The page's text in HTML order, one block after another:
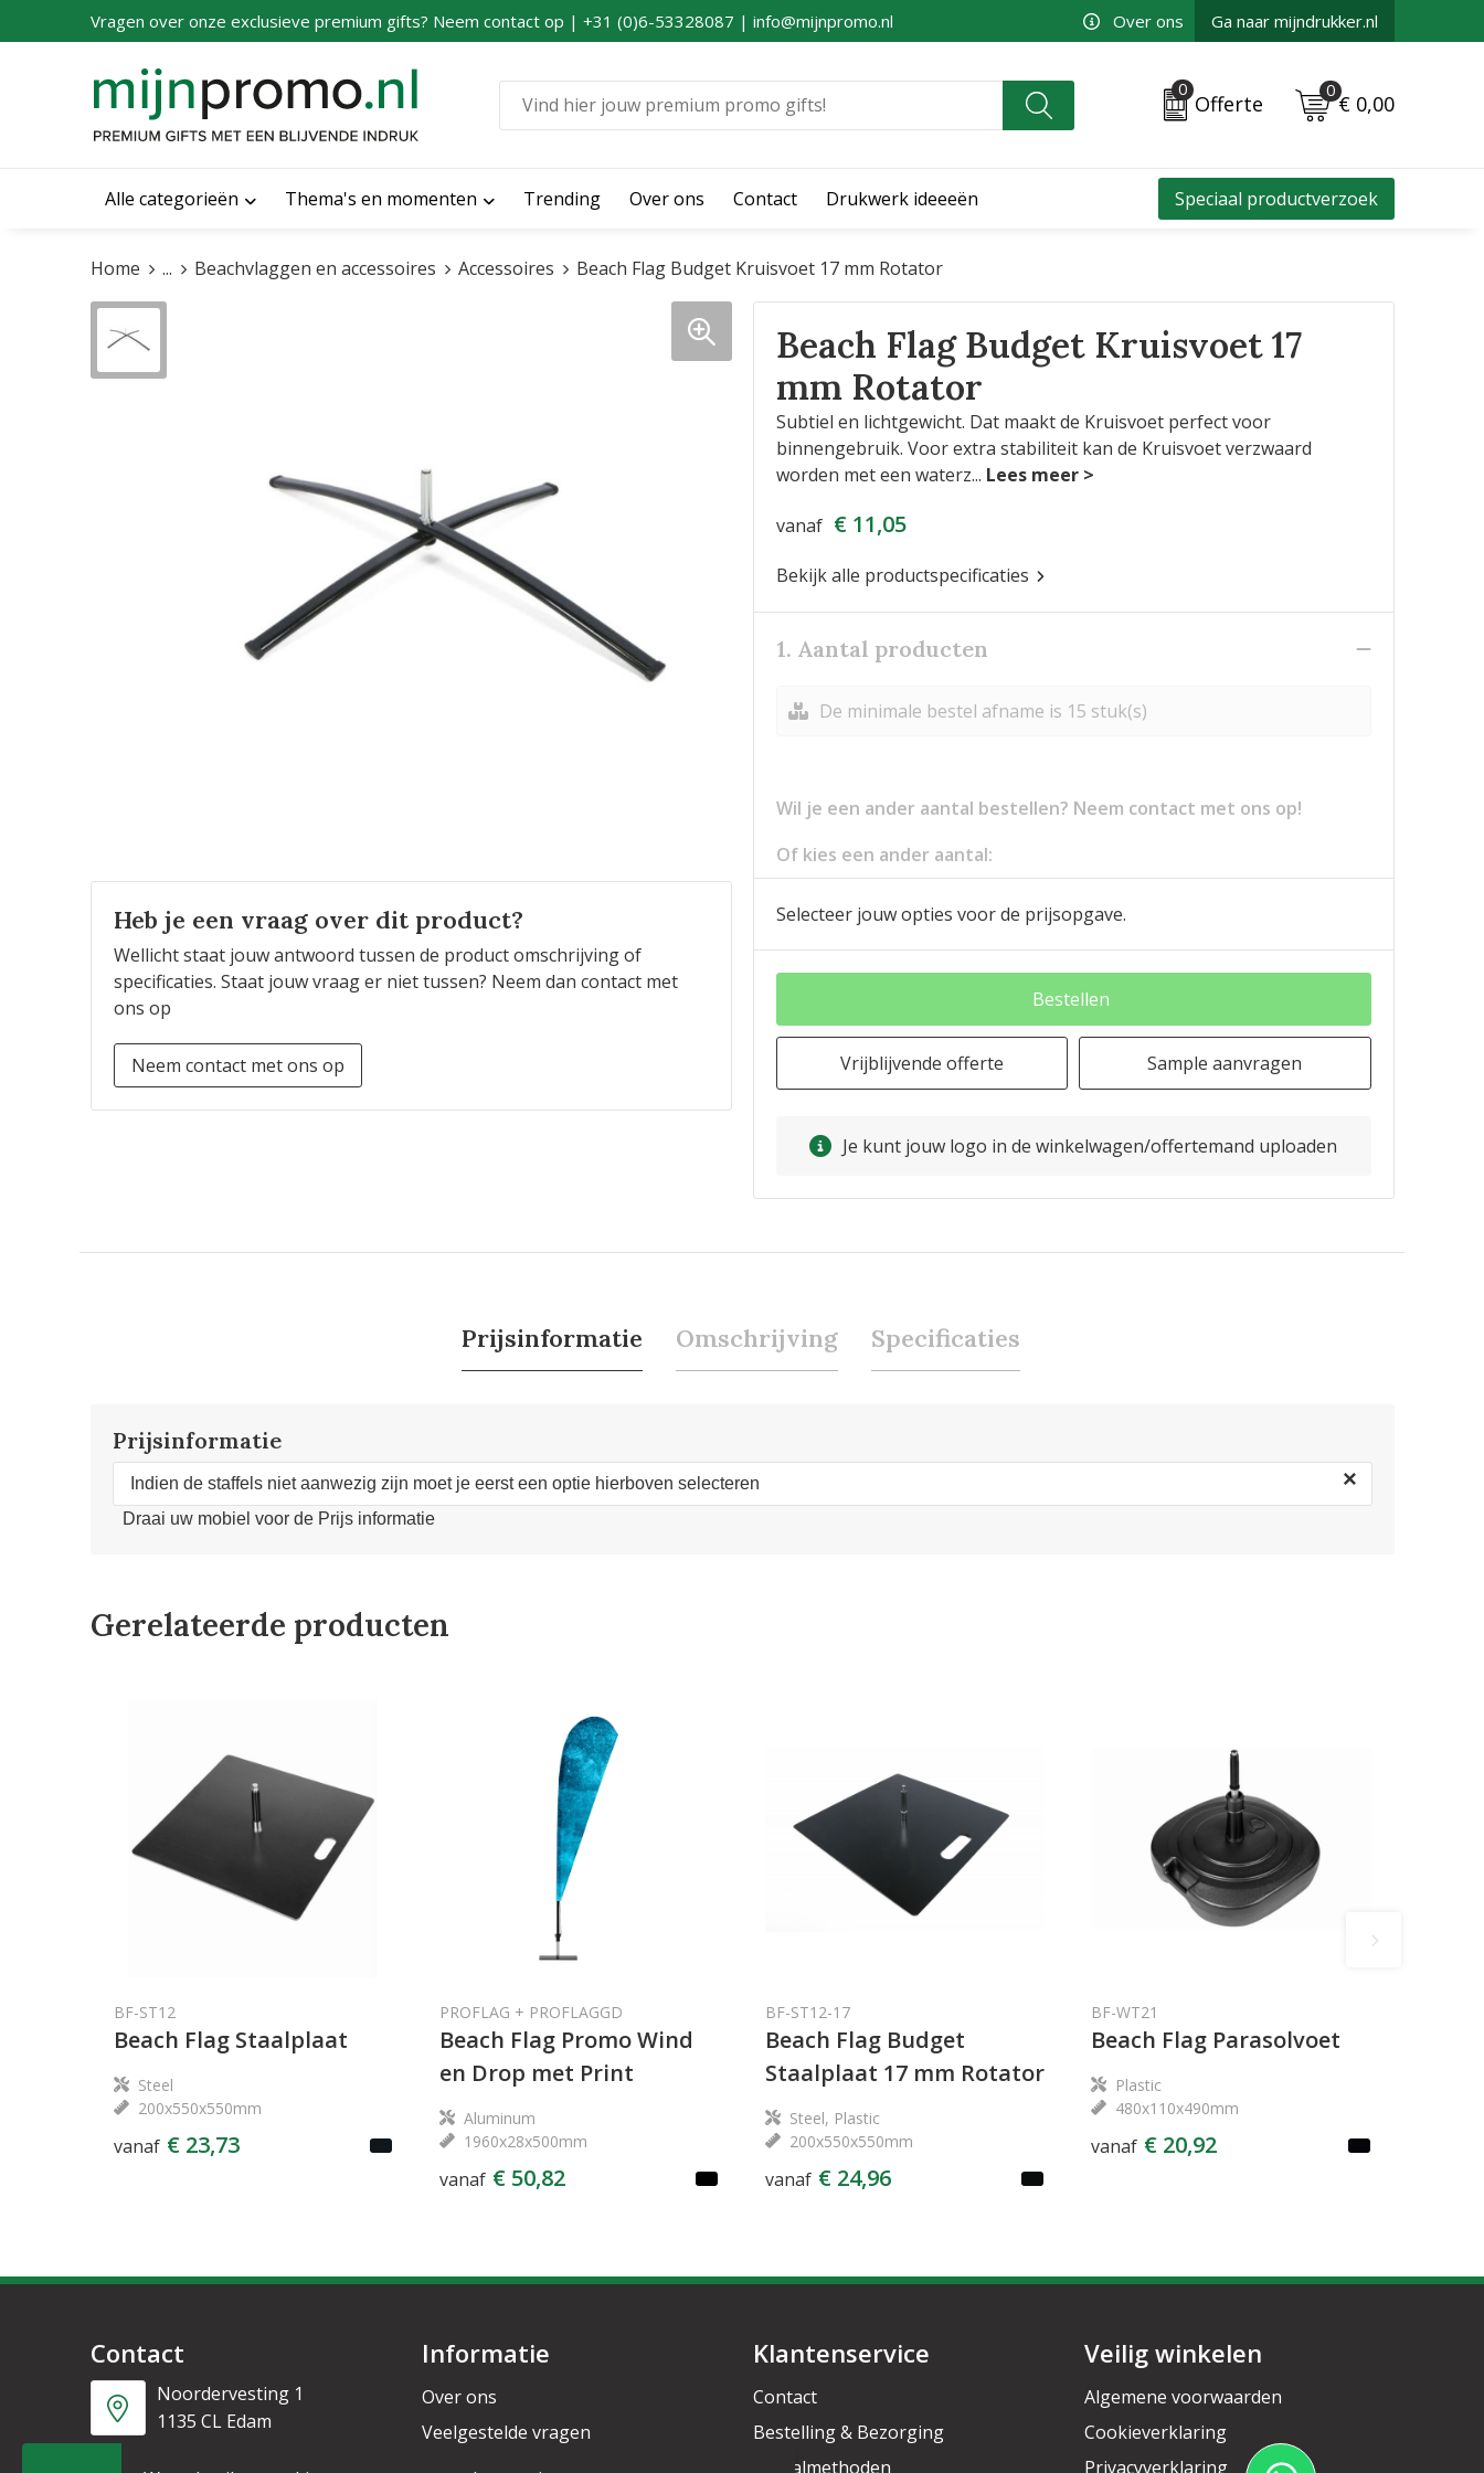
Vragen over onze exclusieve premium gifts? Neem contact op | +31 (0)6-53328087 | info@mijnpromo.nl Over ons Ga naar mijndrukker.nl
0
Offerte
0
€ 0,00
Alle categorieën Thema's en momenten Trending Over ons Contact Drukwerk ideeeën Speciaal productverzoek
Home ... Beachvlaggen en accessoires Accessoires Beach Flag Budget Kruisvoet 17 mm Rotator
Heb je een vraag over dit product?
Wellicht staat jouw antwoord tussen de product omschrijving of
specificaties. Staat jouw vraag er niet tussen? Neem dan contact met
ons op
Neem contact met ons op
Beach Flag Budget Kruisvoet 17
mm Rotator
Subtiel en lichtgewicht. Dat maakt de Kruisvoet perfect voor
binnengebruik. Voor extra stabiliteit kan de Kruisvoet verzwaard
worden met een waterz...
vanaf € 11,05
Bekijk alle productspecificaties
1. Aantal producten
De minimale bestel afname is 15 stuk(s)
Wil je een ander aantal bestellen? Neem contact met ons op!
Of kies een ander aantal:
Selecteer jouw opties voor de prijsopgave.
Bestellen
Vrijblijvende offerte Sample aanvragen
Je kunt jouw logo in de winkelwagen/offertemand uploaden
Prijsinformatie Omschrijving Specificaties
Prijsinformatie
Indien de staffels niet aanwezig zijn moet je eerst een optie hierboven selecteren ×
Draai uw mobiel voor de Prijs informatie
Gerelateerde producten
BF-ST12
Beach Flag Staalplaat
Steel
200x550x550mm
vanaf € 23,73
PROFLAG + PROFLAGGD
Beach Flag Promo Wind
en Drop met Print
Aluminum
1960x28x500mm
vanaf € 50,82
BF-ST12-17
Beach Flag Budget
Staalplaat 17 mm Rotator
Steel, Plastic
200x550x550mm
vanaf € 24,96
BF-WT21
Beach Flag Parasolvoet
Plastic
480x110x490mm
vanaf € 20,92
Contact
Noordervesting 1
1135 CL Edam
Informatie
Over ons
Veelgestelde vragen
Nieuwsbrief
Klantenservice
Contact
Bestelling & Bezorging
Betaalmethoden
Veilig winkelen
Algemene voorwaarden
Cookieverklaring
Privacyverklaring